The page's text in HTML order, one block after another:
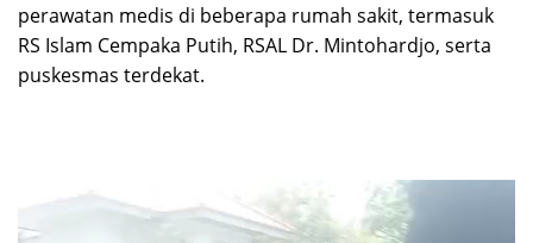
perawatan medis di beberapa rumah sakit, termasuk
RS Islam Cempaka Putih, RSAL Dr. Mintohardjo, serta
puskesmas terdekat.